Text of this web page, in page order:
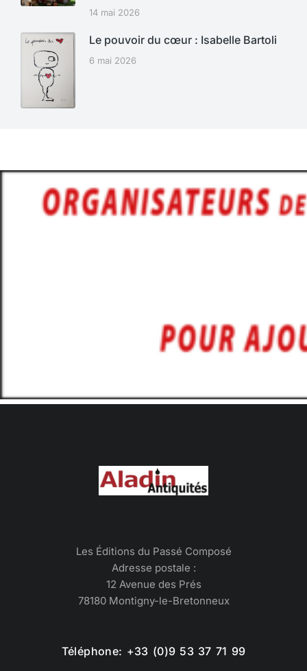
14 mai 2026
Le pouvoir du cœur : Isabelle Bartoli
6 mai 2026
Les Éditions du Passé Composé
Adresse postale :
12 Avenue des Prés
78180 Montigny-le-Bretonneux
Téléphone: +33 (0)9 53 37 71 99